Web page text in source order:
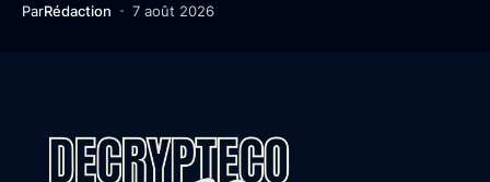
ParRédaction 7 août 2026